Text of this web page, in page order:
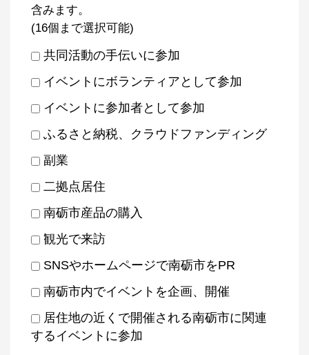
含みます。
(16個まで選択可能)
共同活動の手伝いに参加
イベントにボランティアとして参加
イベントに参加者として参加
ふるさと納税、クラウドファンディング
副業
二拠点居住
南砺市産品の購入
観光で来訪
SNSやホームページで南砺市をPR
南砺市内でイベントを企画、開催
居住地の近くで開催される南砺市に関連
するイベントに参加